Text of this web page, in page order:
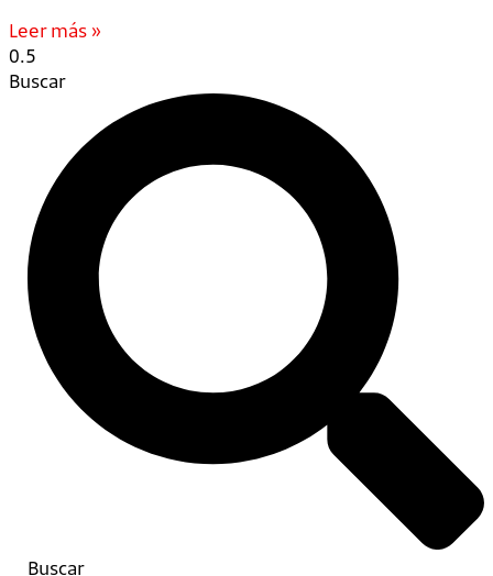
Leer más »
Buscar
Buscar